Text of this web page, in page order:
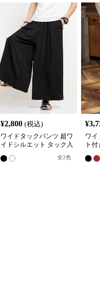
¥2,800 (税込)
ワイドタックパンツ 超ワ
イドシルエット タック入
全2色
¥
ワイ
ト